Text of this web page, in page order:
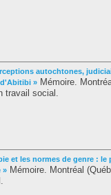
autochtones,
» Mémoire.
travail social.
et les normes de genre : le
» Mémoire. Montréal